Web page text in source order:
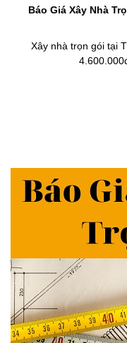
Báo Giá Xây Nhà
Xây nhà trọn gói tại